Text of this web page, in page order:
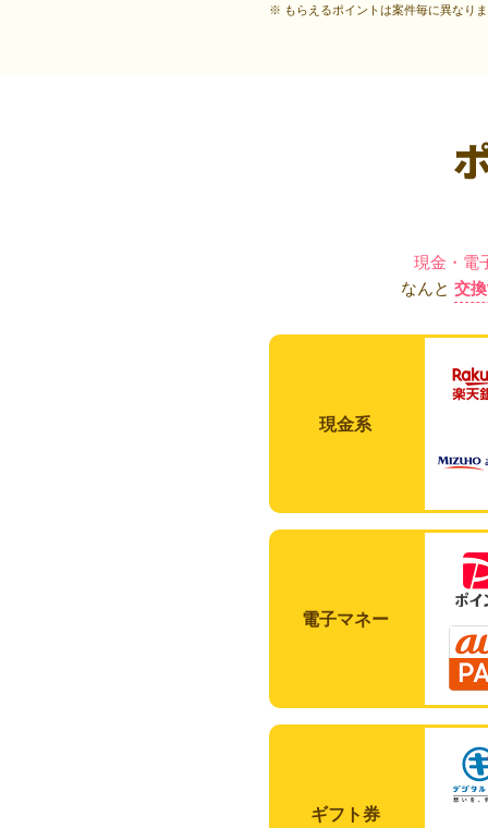
※ もらえるポイントは案件毎に異なり
現金・電
なんと 交
現金系
電子マネー
ギフト券